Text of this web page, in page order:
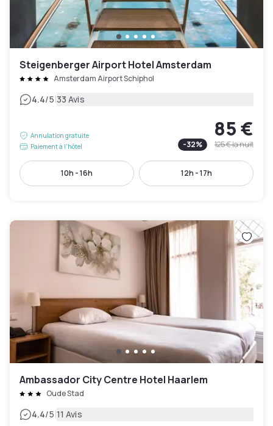
Steigenberger Airport Hotel Amsterdam
Amsterdam Airport Schiphol
4.4/5|33 Avis
Annulation gratuite
Paiement à l'hôtel
85 €
-32% 125 €la nuit
10h - 16h 12h - 17h
Ambassador City Centre Hotel Haarlem
Oude Stad
4.4/5|11 Avis